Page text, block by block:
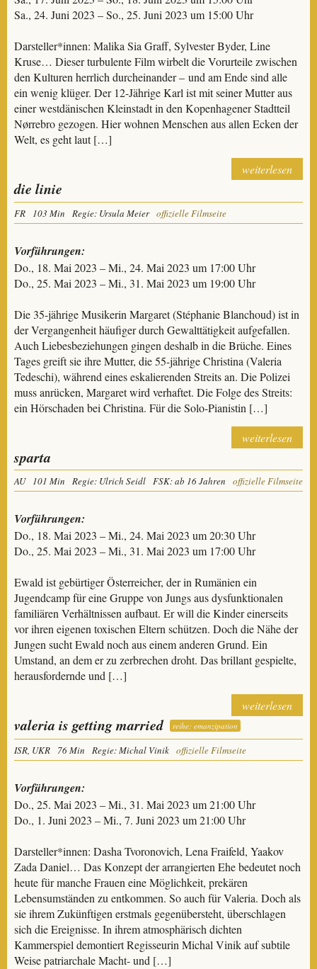
Sa., 24. Juni 2023 – So., 25. Juni 2023 um 15:00 Uhr
Darsteller*innen: Malika Sia Graff, Sylvester Byder, Line
Kruse… Dieser turbulente Film wirbelt die Vorurteile zwischen
den Kulturen herrlich durcheinander – und am Ende sind alle
ein wenig klüger. Der 12-Jährige Karl ist mit seiner Mutter aus
einer westdänischen Kleinstadt in den Kopenhagener Stadtteil
Nørrebro gezogen. Hier wohnen Menschen aus allen Ecken der
Welt, es geht laut […]
weiterlesen
die linie
FR 103 Min Regie: Ursula Meier offizielle Filmseite
Vorführungen:
Do., 18. Mai 2023 – Mi., 24. Mai 2023 um 17:00 Uhr
Do., 25. Mai 2023 – Mi., 31. Mai 2023 um 19:00 Uhr
Die 35-jährige Musikerin Margaret (Stéphanie Blanchoud) ist in
der Vergangenheit häufiger durch Gewalttätigkeit aufgefallen.
Auch Liebesbeziehungen gingen deshalb in die Brüche. Eines
Tages greift sie ihre Mutter, die 55-jährige Christina (Valeria
Tedeschi), während eines eskalierenden Streits an. Die Polizei
muss anrücken, Margaret wird verhaftet. Die Folge des Streits:
ein Hörschaden bei Christina. Für die Solo-Pianistin […]
weiterlesen
sparta
AU 101 Min Regie: Ulrich Seidl FSK: ab 16 Jahren offizielle Filmseite
Vorführungen:
Do., 18. Mai 2023 – Mi., 24. Mai 2023 um 20:30 Uhr
Do., 25. Mai 2023 – Mi., 31. Mai 2023 um 17:00 Uhr
Ewald ist gebürtiger Österreicher, der in Rumänien ein
Jugendcamp für eine Gruppe von Jungs aus dysfunktionalen
familiären Verhältnissen aufbaut. Er will die Kinder einerseits
vor ihren eigenen toxischen Eltern schützen. Doch die Nähe der
Jungen sucht Ewald noch aus einem anderen Grund. Ein
Umstand, an dem er zu zerbrechen droht. Das brillant gespielte,
herausfordernde und […]
weiterlesen
valeria is getting married reihe: emanzipation
ISR, UKR 76 Min Regie: Michal Vinik offizielle Filmseite
Vorführungen:
Do., 25. Mai 2023 – Mi., 31. Mai 2023 um 21:00 Uhr
Do., 1. Juni 2023 – Mi., 7. Juni 2023 um 21:00 Uhr
Darsteller*innen: Dasha Tvoronovich, Lena Fraifeld, Yaakov
Zada Daniel… Das Konzept der arrangierten Ehe bedeutet noch
heute für manche Frauen eine Möglichkeit, prekären
Lebensumständen zu entkommen. So auch für Valeria. Doch als
sie ihrem Zukünftigen erstmals gegenübersteht, überschlagen
sich die Ereignisse. In ihrem atmosphärisch dichten
Kammerspiel demontiert Regisseurin Michal Vinik auf subtile
Weise patriarchale Macht- und […]